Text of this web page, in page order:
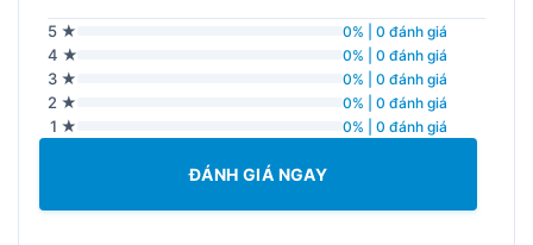
5 ★ 0% | 0 đánh giá
4 ★ 0% | 0 đánh giá
3 ★ 0% | 0 đánh giá
2 ★ 0% | 0 đánh giá
1 ★ 0% | 0 đánh giá
ĐÁNH GIÁ NGAY